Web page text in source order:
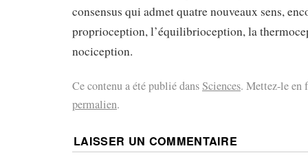
consensus qui admet quatre nouveaux sens,
proprioception, l’équilibrioception, la
nociception.
Ce contenu a été publié dansSciences. Mettez-le en
permalien.
LAISSER UN COMMENTAIRE